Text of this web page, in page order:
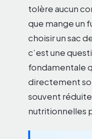
tolère aucun
que mange un
choisir un sac
c’est une
fondamentale
directement
souvent
nutritionnelles